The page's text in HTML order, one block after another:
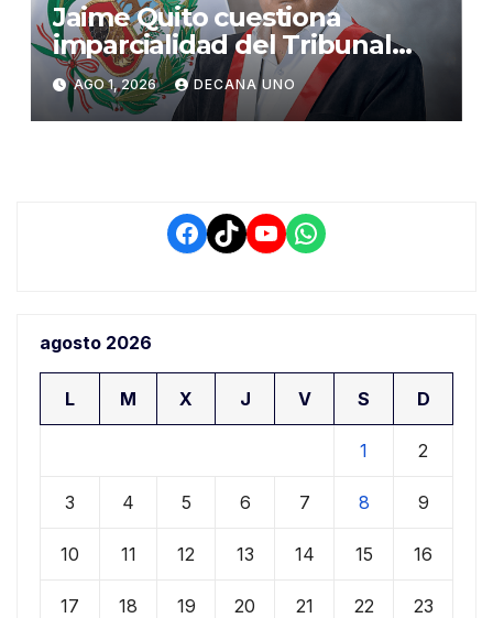
Jaime Quito cuestiona
imparcialidad del Tribunal
Constitucional tras liberación
de Ollanta Humala
AGO 1, 2026 DECANA UNO
Facebook
TikTokYouTube
WhatsApp
agosto 2026
L M X J V S D
1 2
3 4 5 6 7 8 9
10 11 12 13 14 15 16
17 18 19 20 21 22 23